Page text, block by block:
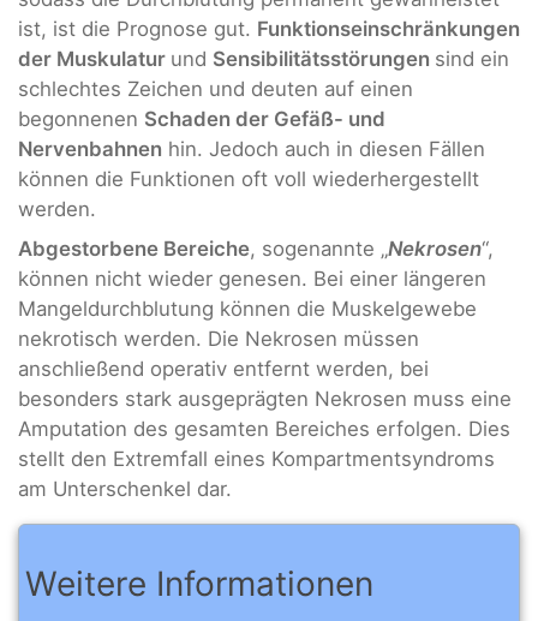
ist, ist die Prognose gut. Funktionseinschränkungen
der Muskulatur und Sensibilitätsstörungen sind ein
schlechtes Zeichen und deuten auf einen
begonnenen Schaden der Gefäß- und
Nervenbahnen hin. Jedoch auch in diesen Fällen
können die Funktionen oft voll wiederhergestellt
werden.
Abgestorbene Bereiche, sogenannte „Nekrosen“,
können nicht wieder genesen. Bei einer längeren
Mangeldurchblutung können die Muskelgewebe
nekrotisch werden. Die Nekrosen müssen
anschließend operativ entfernt werden, bei
besonders stark ausgeprägten Nekrosen muss eine
Amputation des gesamten Bereiches erfolgen. Dies
stellt den Extremfall eines Kompartmentsyndroms
am Unterschenkel dar.
Weitere Informationen